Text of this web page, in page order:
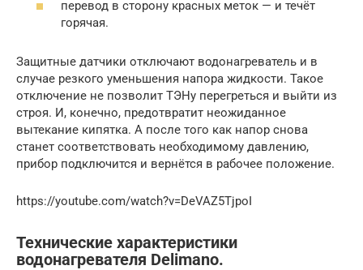
перевод в сторону красных меток — и течёт
горячая.
Защитные датчики отключают водонагреватель и в
случае резкого уменьшения напора жидкости. Такое
отключение не позволит ТЭНу перегреться и выйти из
строя. И, конечно, предотвратит неожиданное
вытекание кипятка. А после того как напор снова
станет соответствовать необходимому давлению,
прибор подключится и вернётся в рабочее положение.
https://youtube.com/watch?v=DeVAZ5TjpoI
Технические характеристики
водонагревателя Delimano.